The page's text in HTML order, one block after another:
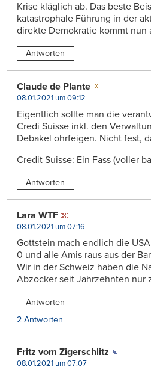
Krise kläglich ab. Das beste
katastrophale Führung in der
direkte Demokratie kommt nun
Antworten
Claude de Plante
08.01.2021 um 09:12
Eigentlich sollte man die
Credi Suisse inkl. den
Debakel ohrfeigen. Nicht fest,
Credit Suisse: Ein Fass (voller
Antworten
Lara WTF
08.01.2021 um 07:16
Gottstein mach endlich die
0 und alle Amis raus aus der
Wir in der Schweiz haben die
Abzocker seit Jahrzehnten nur
Antworten
2 Antworten
Fritz vom Zigerschlitz
08.01.2021 um 07:07